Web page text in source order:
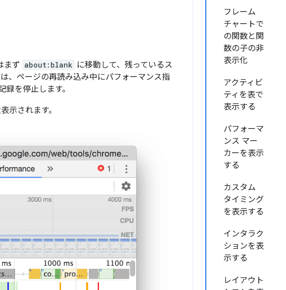
フレーム
チャートで
の関数と関
数の子の非
表示化
アクティビ
ティを表で
表示する
パフォーマ
ンス マー
カーを表示
する
カスタム
タイミング
を表示する
インタラク
ションを表
示する
レイアウト
まず about:blank に移動して、残っているス
、ページの再読み込み中にパフォーマンス指
を停止します。
示されます。